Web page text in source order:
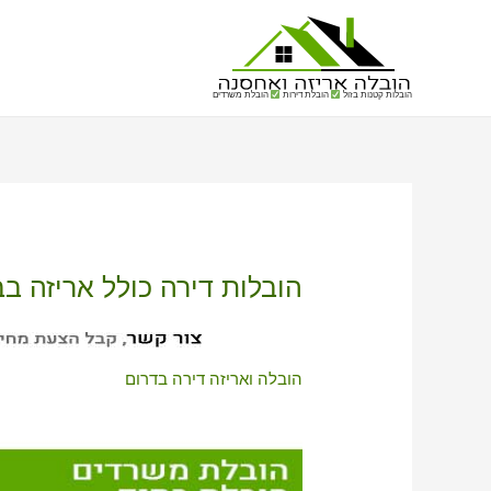
הובלות קטנות בזול הובלת דירות הובלת משרדים
הובלות דירה כולל אריזה
הובלה ואריזה דירה בדרום